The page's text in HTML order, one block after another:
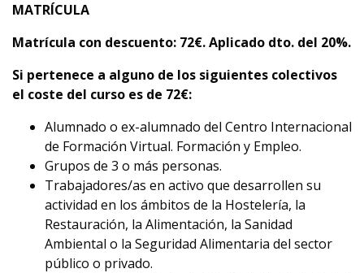
MATRÍCULA
Matrícula con descuento: 72€. Aplicado dto. del 20%.
Si pertenece a alguno de los siguientes colectivos
el coste del curso es de 72€:
Alumnado o ex-alumnado del Centro Internacional
de Formación Virtual. Formación y Empleo.
Grupos de 3 o más personas.
Trabajadores/as en activo que desarrollen su
actividad en los ámbitos de la Hostelería, la
Restauración, la Alimentación, la Sanidad
Ambiental o la Seguridad Alimentaria del sector
público o privado.